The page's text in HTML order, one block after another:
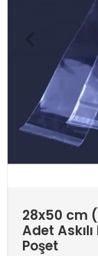
28x50 cm
Adet
Poşet